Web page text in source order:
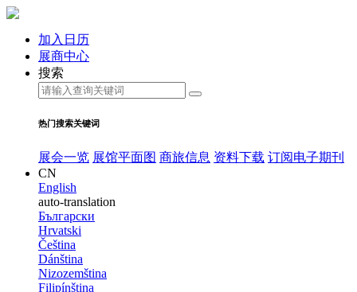
加入日历
展商中心
搜索
热门搜索关键词
展会一览 展馆平面图 商旅信息 资料下载 订阅电子期刊
CN
English
auto-translation
Български
Hrvatski
Čeština
Dánština
Nizozemština
Filipínština